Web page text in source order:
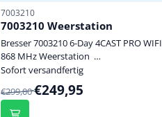
Artikelnummer
7003210
7003210 Weerstation
Bresser 7003210 6-Day 4CAST PRO WIFI
868 MHz Weerstation
weersverwachting voor 6 dagen
en nog 5 dagen) via de ProWeatherLife-
server WIFI-verbinding voor het
publiceren van lokale weergegevens op
Sofort versandfertig
Von 299,00 für 249,95
€299,00€249,95